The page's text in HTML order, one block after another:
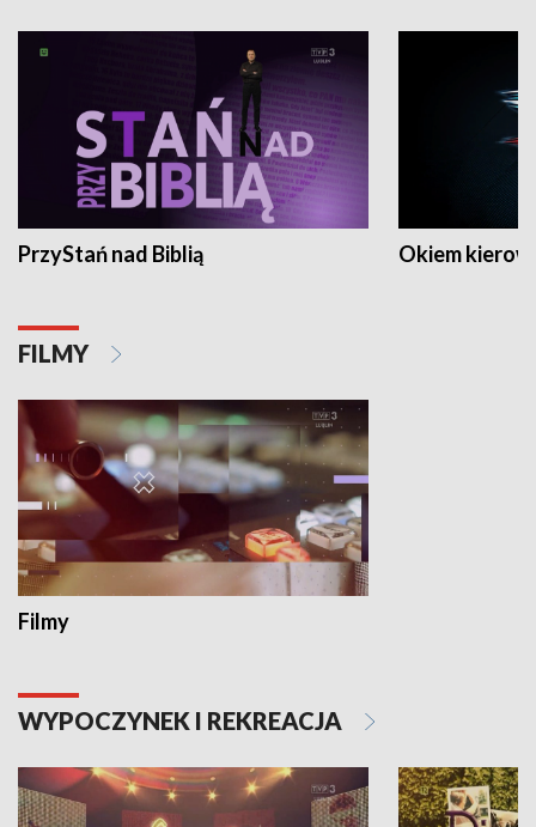
PrzyStań nad Biblią Okiem
FILMY
Filmy
WYPOCZYNEK I REKREACJA